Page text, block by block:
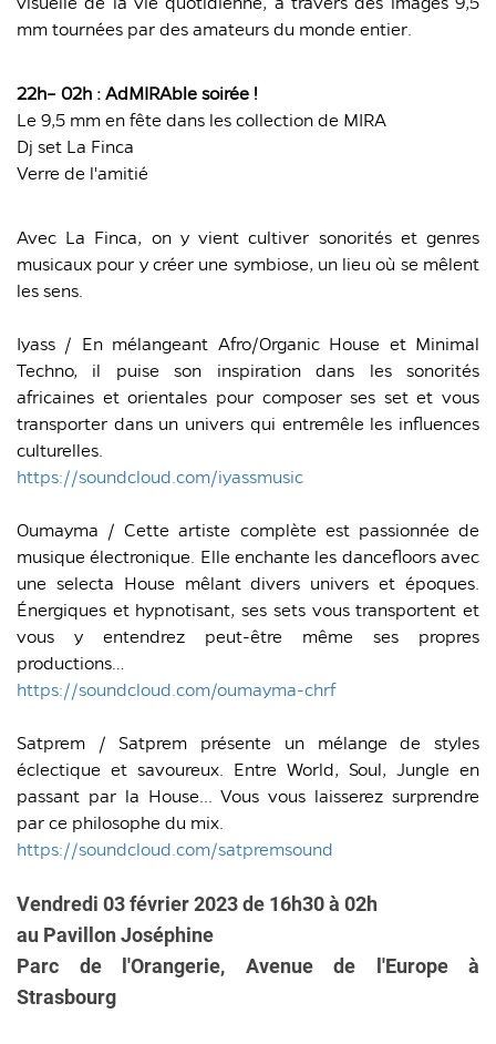
mm tournées par des amateurs du monde entier.
22h– 02h : AdMIRAble soirée !
Le 9,5 mm en fête dans les collection de MIRA
Dj set La Finca
Verre de l'amitié
Avec La Finca, on y vient cultiver sonorités et genres
musicaux pour y créer une symbiose, un lieu où se mêlent
les sens.
Iyass / En mélangeant Afro/Organic House et Minimal
Techno, il puise son inspiration dans les sonorités
africaines et orientales pour composer ses set et vous
transporter dans un univers qui entremêle les influences
culturelles.
https://soundcloud.com/iyassmusic
Oumayma / Cette artiste complète est passionnée de
musique électronique. Elle enchante les dancefloors avec
une selecta House mêlant divers univers et époques.
Énergiques et hypnotisant, ses sets vous transportent et
vous y entendrez peut-être même ses propres
productions…
https://soundcloud.com/oumayma-chrf
Satprem / Satprem présente un mélange de styles
éclectique et savoureux. Entre World, Soul, Jungle en
passant par la House... Vous vous laisserez surprendre
par ce philosophe du mix.
https://soundcloud.com/satpremsound
Vendredi 03 février 2023 de 16h30 à 02h
au Pavillon Joséphine
Parc de l'Orangerie, Avenue de l'Europe à
Strasbourg